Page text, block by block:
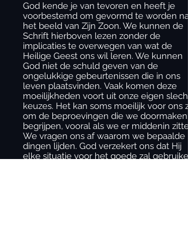
God kende je van tevoren en heeft je
voorbestemd om gevormd te worden
het beeld van Zijn Zoon. We kunnen de
Schrift hierboven lezen zonder de
implicaties te overwegen van wat de
Heilige Geest ons wil leren. We kunnen
God niet de schuld geven van de
ongelukkige gebeurtenissen die in ons
leven plaatsvinden. Vaak komen deze
moeilijkheden voort uit onze eigen
keuzes. Het kan soms moeilijk voor ons
om de beproevingen die we doormaken
begrijpen, vooral als we er middenin
We vragen ons af waarom we bepaalde
dingen lijden. God verzekert ons dat Hij
elke situatie voor het goede zal